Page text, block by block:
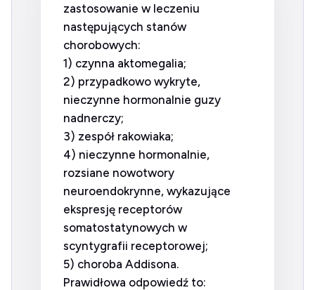
zastosowanie w leczeniu
następujących stanów
chorobowych:
1) czynna aktomegalia;
2) przypadkowo wykryte,
nieczynne hormonalnie guzy
nadnerczy;
3) zespół rakowiaka;
4) nieczynne hormonalnie,
rozsiane nowotwory
neuroendokrynne, wykazujące
ekspresję receptorów
somatostatynowych w
scyntygrafii receptorowej;
5) choroba Addisona.
Prawidłowa odpowiedź to: